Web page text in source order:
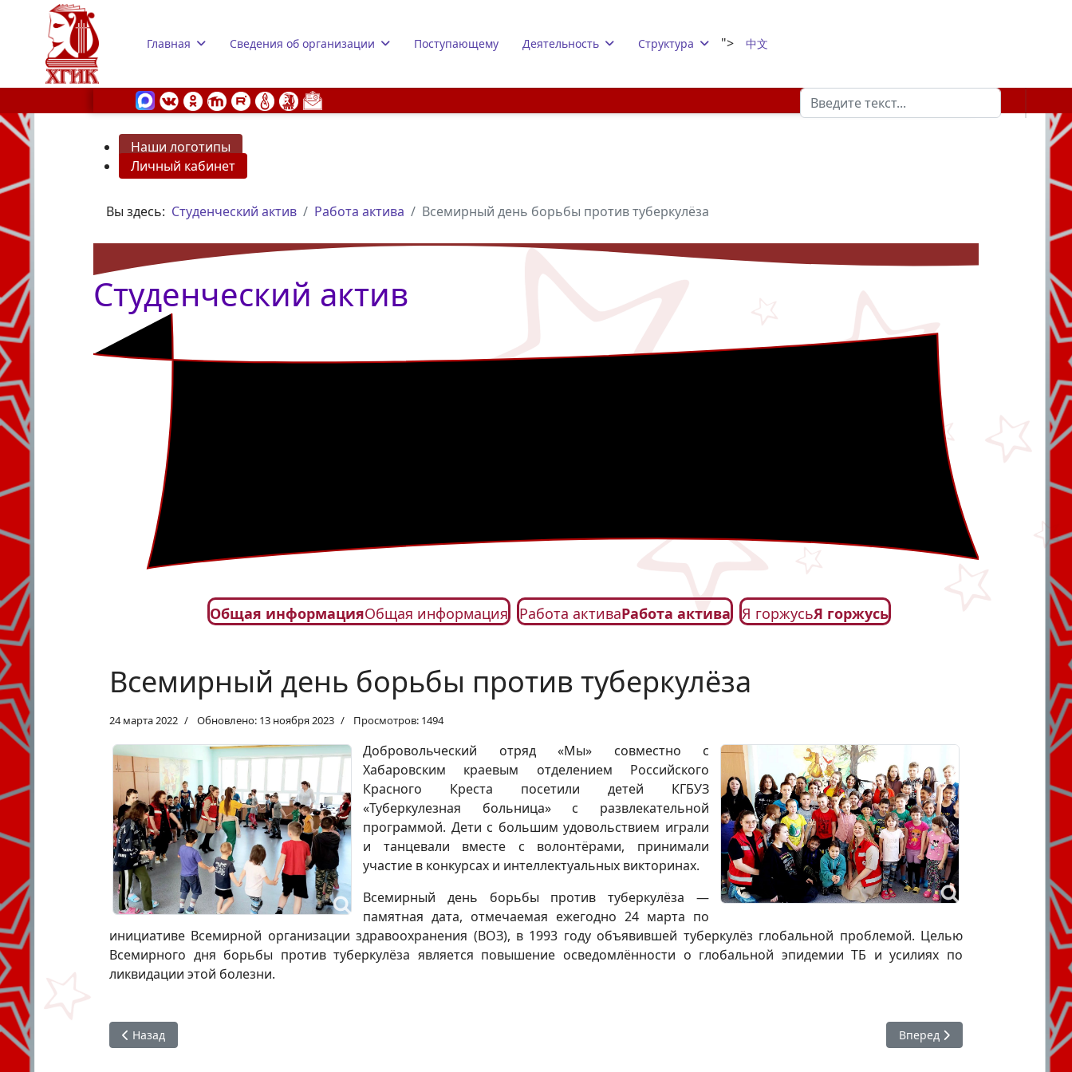
Главная Сведения об организации Поступающему Деятельность Структура "> 中文
Поиск
Наши логотипы
Личный кабинет
Вы здесь: Студенческий актив Работа актива Всемирный день борьбы против туберкулёза
Студенческий актив
Общая информацияОбщая информация Работа активаРабота актива Я горжусьЯ горжусь
Всемирный день борьбы против туберкулёза
24 марта 2022 Обновлено: 13 ноября 2023 Просмотров: 1494
Добровольческий отряд «Мы» совместно с
Хабаровским краевым отделением Российского
Красного Креста посетили детей КГБУЗ
«Туберкулезная больница» с развлекательной
программой. Дети с большим удовольствием играли
и танцевали вместе с волонтёрами, принимали
участие в конкурсах и интеллектуальных викторинах.
Всемирный день борьбы против туберкулёза —
памятная дата, отмечаемая ежегодно 24 марта по
инициативе Всемирной организации здравоохранения (ВОЗ), в 1993 году объявившей туберкулёз глобальной проблемой. Целью
Всемирного дня борьбы против туберкулёза является повышение осведомлённости о глобальной эпидемии ТБ и усилиях по
ликвидации этой болезни.
Предыдущий: Акция «Белая ромашка»
Назад Следующий:
Вперед